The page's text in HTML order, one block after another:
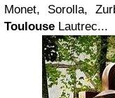
Monet, Sorolla,
Toulouse Lautrec...